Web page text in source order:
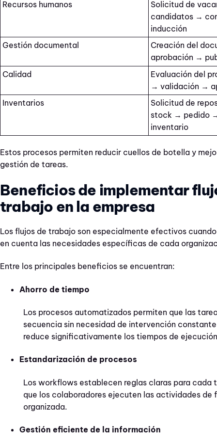
Recursos humanos
Solicitud de
candidatos →
inducción
Gestión documental
Creación del
aprobación →
Calidad
Evaluación del
→ validación →
Inventarios
Solicitud de
stock → pedido
inventario
Estos procesos permiten reducir cuellos de botella y
gestión de tareas.
Beneficios de implementar
trabajo en la empresa
Los flujos de trabajo son especialmente efectivos
en cuenta las necesidades específicas de cada
Entre los principales beneficios se encuentran:
Ahorro de tiempo
Los procesos automatizados permiten que las
secuencia sin necesidad de intervención
reduce significativamente los tiempos de
Estandarización de procesos
Los workflows establecen reglas claras para cada
que los colaboradores ejecuten las actividades de
organizada.
Gestión eficiente de la información